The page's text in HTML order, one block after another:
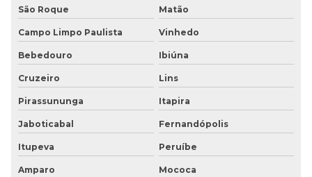
Piso tátil inox
Piso tátil ladrilho hidráulico
Piso tátil em poliéster
Piso tátil em pvc
Piso tátil pvc argamassado
Piso tátil na zona leste
São Roque Matão
Campo Limpo Paulista Vinhedo
Bebedouro Ibiúna
Cruzeiro Lins
Pirassununga Itapira
Jaboticabal Fernandópolis
Itupeva Peruíbe
Amparo Mococa